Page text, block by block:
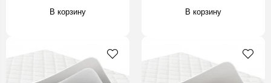
В корзину В корзину